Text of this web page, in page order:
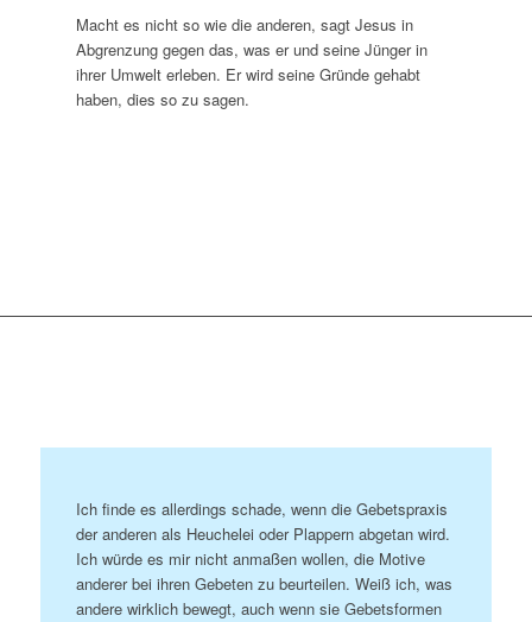
Macht es nicht so wie die anderen, sagt Jesus in
Abgrenzung gegen das, was er und seine Jünger in
ihrer Umwelt erleben. Er wird seine Gründe gehabt
haben, dies so zu sagen.
Ich finde es allerdings schade, wenn die Gebetspraxis
der anderen als Heuchelei oder Plappern abgetan wird.
Ich würde es mir nicht anmaßen wollen, die Motive
anderer bei ihren Gebeten zu beurteilen. Weiß ich, was
andere wirklich bewegt, auch wenn sie Gebetsformen